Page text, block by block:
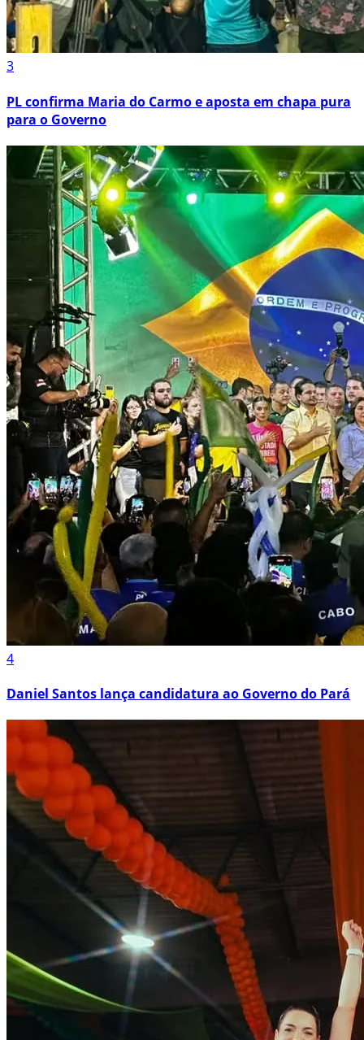
3
PL confirma Maria do Carmo e aposta em chapa pura
para o Governo
4
Daniel Santos lança candidatura ao Governo do Pará